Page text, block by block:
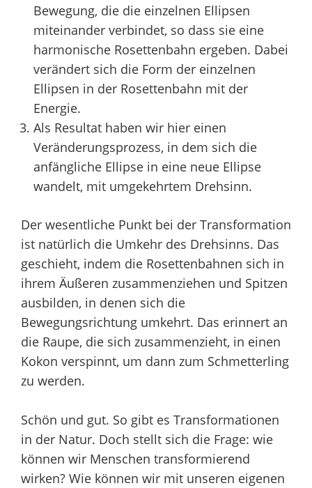
Bewegung, die die einzelnen Ellipsen
miteinander verbindet, so dass sie eine
harmonische Rosettenbahn ergeben. Dabei
verändert sich die Form der einzelnen
Ellipsen in der Rosettenbahn mit der
Energie.
Als Resultat haben wir hier einen
Veränderungsprozess, in dem sich die
anfängliche Ellipse in eine neue Ellipse
wandelt, mit umgekehrtem Drehsinn.
Der wesentliche Punkt bei der Transformation
ist natürlich die Umkehr des Drehsinns. Das
geschieht, indem die Rosettenbahnen sich in
ihrem Äußeren zusammenziehen und Spitzen
ausbilden, in denen sich die
Bewegungsrichtung umkehrt. Das erinnert an
die Raupe, die sich zusammenzieht, in einen
Kokon verspinnt, um dann zum Schmetterling
zu werden.
Schön und gut. So gibt es Transformationen
in der Natur. Doch stellt sich die Frage: wie
können wir Menschen transformierend
wirken? Wie können wir mit unseren eigenen